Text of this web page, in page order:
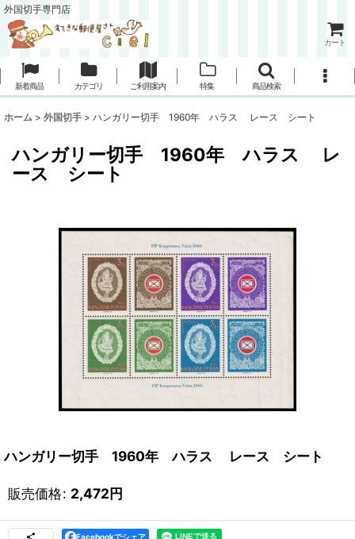
外国切手専門店
カート
新着商品 カテゴリ ご利用案内 特集 商品検索
ホーム > 外国切手 > ハンガリー切手 1960年 ハラス レース シート
ハンガリー切手 1960年 ハラス レ
ース シート
ハンガリー切手 1960年 ハラス レース シート
販売価格: 2,472円
Facebookでシェア